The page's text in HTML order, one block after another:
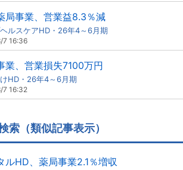
局事業、営業益8.3％減
ルスケアHD・26年4～6月期
7 16:36
業、営業損失7100万円
HD・26年4～6月期
7 16:32
索（類似記事表示）
ルHD、薬局事業2.1％増収